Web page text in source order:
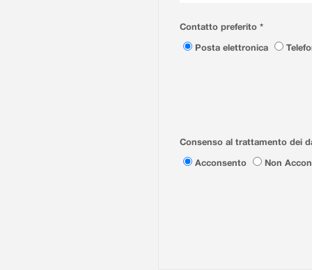
Contatto preferito *
Posta elettronica
Consenso al trattamento dei
Acconsento
Non